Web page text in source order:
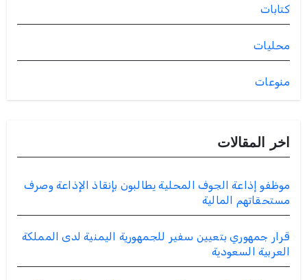
كتابات
محليات
منوعات
اخر المقالات
موظفو إذاعة الجوف المحلية يطالبون بإنقاذ الإذاعة وصرف
مستحقاتهم المالية
قرار جمهوري بتعيين سفير للجمهورية اليمنية لدى المملكة
العربية السعودية